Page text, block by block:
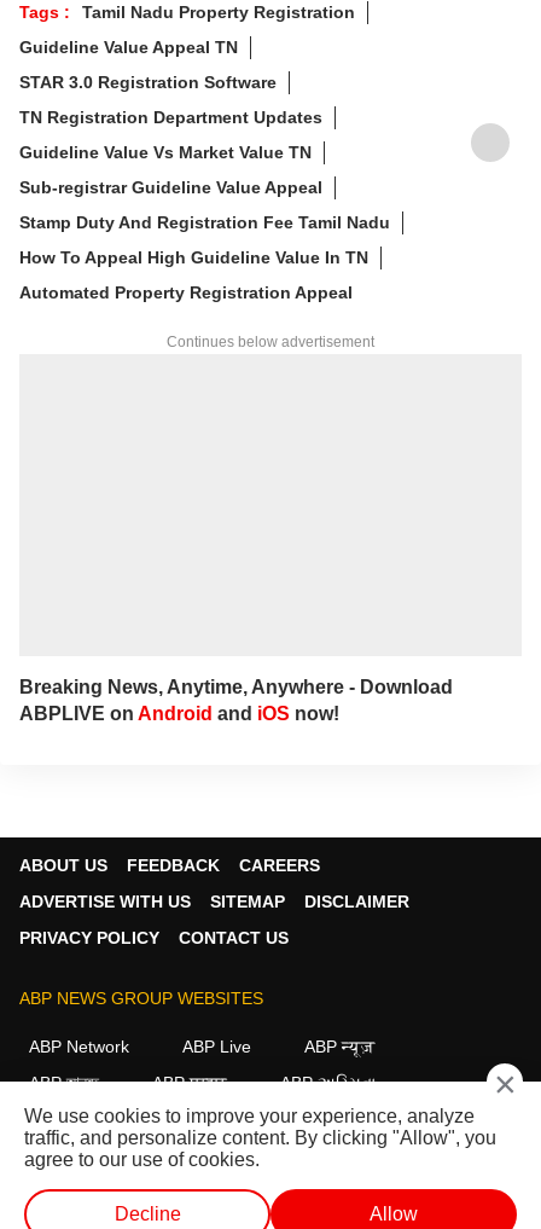
Tags :
Tamil Nadu Property Registration
Guideline Value Appeal TN
STAR 3.0 Registration Software
TN Registration Department Updates
Guideline Value Vs Market Value TN
Sub-registrar Guideline Value Appeal
Stamp Duty And Registration Fee Tamil Nadu
How To Appeal High Guideline Value In TN
Automated Property Registration Appeal
Continues below advertisement
Breaking News, Anytime, Anywhere - Download
ABPLIVE on Android and iOS now!
ABOUT US FEEDBACK
CAREERS
ADVERTISE WITH US
SITEMAP
DISCLAIMER
PRIVACY POLICY
CONTACT US
ABP NEWS GROUP WEBSITES
ABP Network ABP Live
ABP न्यूज़
ABP আনন্দ
ABP माझा
ABP અસ્મિતા
ABP Ganga
ABP ਸਾਂਝਾ ABP நாடு ABP దేశం
FOLLOW US
×
We use cookies to improve your experience, analyze
traffic, and personalize content. By clicking "Allow", you
agree to our use of cookies.
Decline Allow